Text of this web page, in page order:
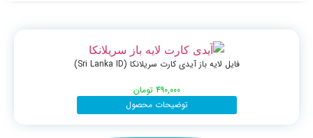
فایل لایه باز آیدی کارت سریلانکا (Sri Lanka ID)
490,000 تومان
توضیحات محصول